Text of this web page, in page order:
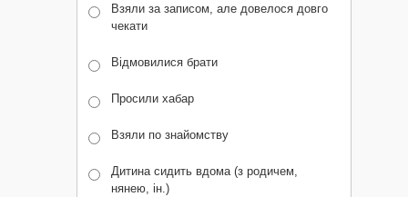
Взяли за записом, але довелося довго
чекати
Відмовилися брати
Просили хабар
Взяли по знайомству
Дитина сидить вдома (з родичем,
нянею, ін.)